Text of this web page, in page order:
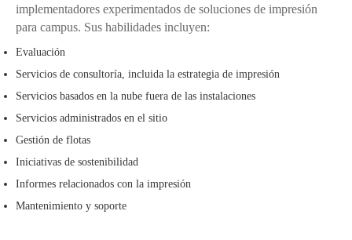
implementadores experimentados de soluciones de impresión
para campus. Sus habilidades incluyen:
Evaluación
Servicios de consultoría, incluida la estrategia de impresión
Servicios basados en la nube fuera de las instalaciones
Servicios administrados en el sitio
Gestión de flotas
Iniciativas de sostenibilidad
Informes relacionados con la impresión
Mantenimiento y soporte